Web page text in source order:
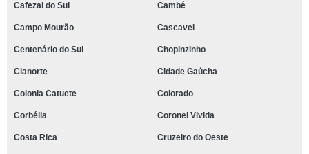
Cafezal do Sul Cambé
Campo Mourão Cascavel
Centenário do Sul Chopinzinho
Cianorte Cidade Gaúcha
Colonia Catuete Colorado
Corbélia Coronel Vivida
Costa Rica Cruzeiro do Oeste